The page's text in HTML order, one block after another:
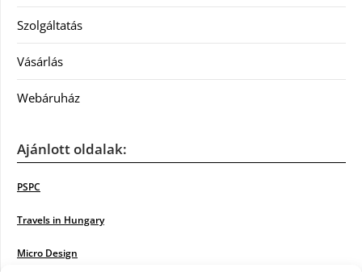
Szolgáltatás
Vásárlás
Webáruház
Ajánlott oldalak:
PSPC
Travels in Hungary
Micro Design